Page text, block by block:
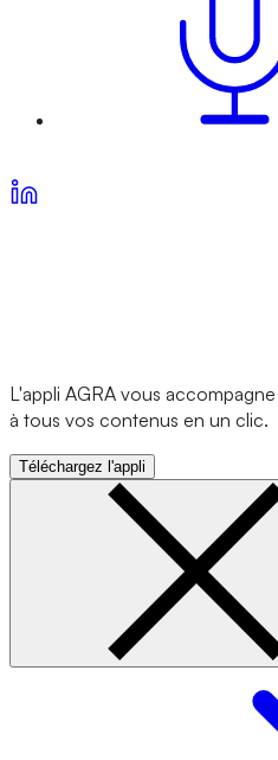
L'appli AGRA vous
à tous vos contenus en un clic.
Téléchargez l'appli